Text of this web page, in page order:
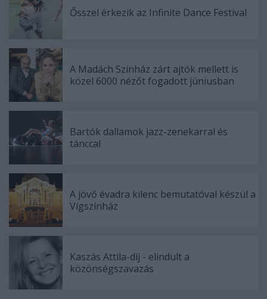
Ősszel érkezik az Infinite Dance Festival
A Madách Színház zárt ajtók mellett is
közel 6000 nézőt fogadott júniusban
Bartók dallamok jazz-zenekarral és
tánccal
A jövő évadra kilenc bemutatóval készül a
Vígszínház
Kaszás Attila-díj - elindult a
közönségszavazás